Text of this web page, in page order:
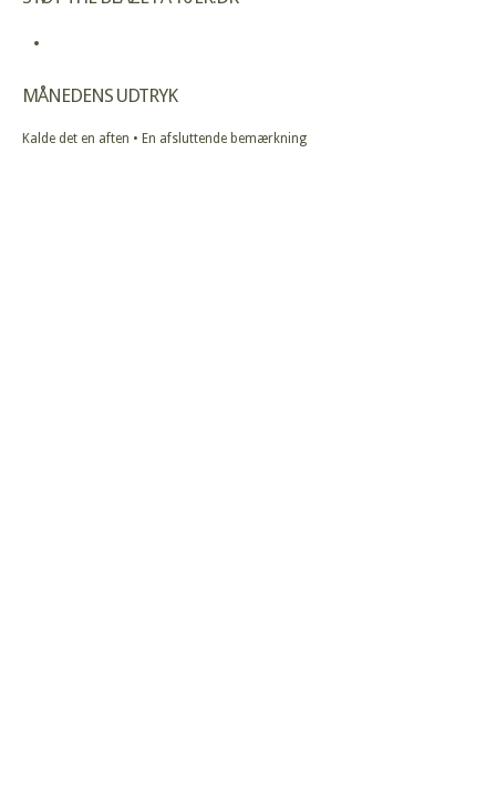
MÅNEDENS UDTRYK
Kalde det en aften • En afsluttende bemærkning